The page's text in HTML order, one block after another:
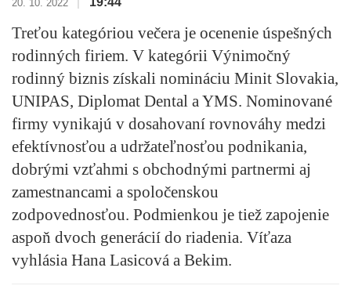
20. 10. 2022
Treťou kategóriou večera je ocenenie úspešných
rodinných firiem. V kategórii Výnimočný
rodinný biznis získali nomináciu Minit Slovakia,
UNIPAS, Diplomat Dental a YMS. Nominované
firmy vynikajú v dosahovaní rovnováhy medzi
efektívnosťou a udržateľnosťou podnikania,
dobrými vzťahmi s obchodnými partnermi aj
zamestnancami a spoločenskou
zodpovednosťou. Podmienkou je tiež zapojenie
aspoň dvoch generácií do riadenia. Víťaza
vyhlásia Hana Lasicová a Bekim.